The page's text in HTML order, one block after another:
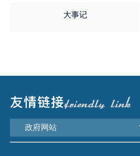
大事记
政府网站